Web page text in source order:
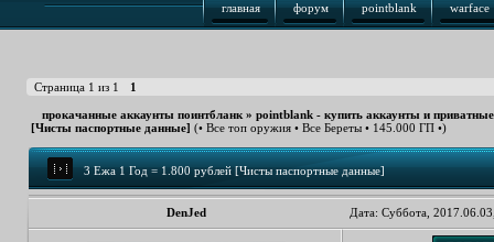
главная
форум pointblank warface
Страница 1 из 1 1
прокачанные аккаунты поинтбланк » pointblank - купить аккаунты и
[Чисты паспортные данные] (• Все топ оружия • Все Береты • 145.000 ГП •)
3 Ежа 1 Год = 1.800 рублей [Чисты паспортные данные]
DenJed Дата: Суббота,